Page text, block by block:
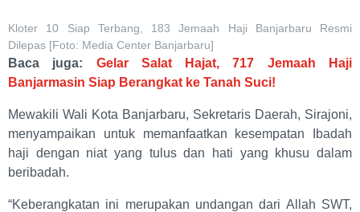
Kloter 10 Siap Terbang, 183 Jemaah Haji Banjarbaru Resmi
Dilepas [Foto: Media Center Banjarbaru]
Baca juga: Gelar Salat Hajat, 717 Jemaah Haji
Banjarmasin Siap Berangkat ke Tanah Suci!
Mewakili Wali Kota Banjarbaru, Sekretaris Daerah, Sirajoni,
menyampaikan untuk memanfaatkan kesempatan Ibadah
haji dengan niat yang tulus dan hati yang khusu dalam
beribadah.
“Keberangkatan ini merupakan undangan dari Allah SWT,